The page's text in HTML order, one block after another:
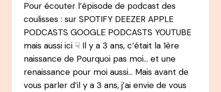
POUR
LA
PLANÈTE
Pour écouter l’épisode de podcast des
coulisses : sur SPOTIFY DEEZER APPLE
PODCASTS GOOGLE PODCASTS YOUTUBE
mais aussi ici ☟ Il y a 3 ans, c’était la 1ère
naissance de Pourquoi pas moi… et une
renaissance pour moi aussi… Mais avant de
vous parler d’il y a 3 ans, j’ai envie de vous